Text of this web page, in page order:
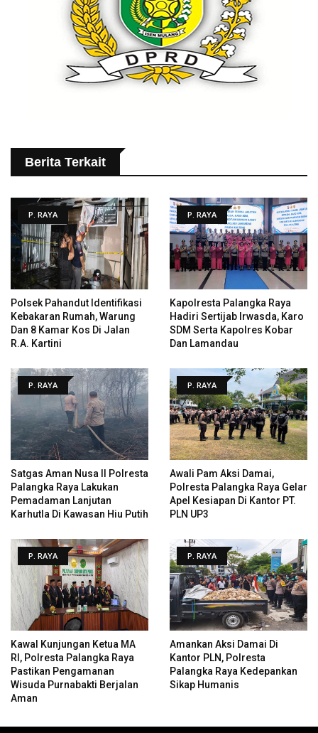
Berita Terkait
P. RAYA
Polsek Pahandut Identifikasi
Kebakaran Rumah, Warung
Dan 8 Kamar Kos Di Jalan
R.A. Kartini
P. RAYA
Kapolresta Palangka Raya
Hadiri Sertijab Irwasda, Karo
SDM Serta Kapolres Kobar
Dan Lamandau
P. RAYA
Satgas Aman Nusa II Polresta
Palangka Raya Lakukan
Pemadaman Lanjutan
Karhutla Di Kawasan Hiu Putih
P. RAYA
Awali Pam Aksi Damai,
Polresta Palangka Raya Gelar
Apel Kesiapan Di Kantor PT.
PLN UP3
P. RAYA
Kawal Kunjungan Ketua MA
RI, Polresta Palangka Raya
Pastikan Pengamanan
Wisuda Purnabakti Berjalan
Aman
P. RAYA
Amankan Aksi Damai Di
Kantor PLN, Polresta
Palangka Raya Kedepankan
Sikap Humanis